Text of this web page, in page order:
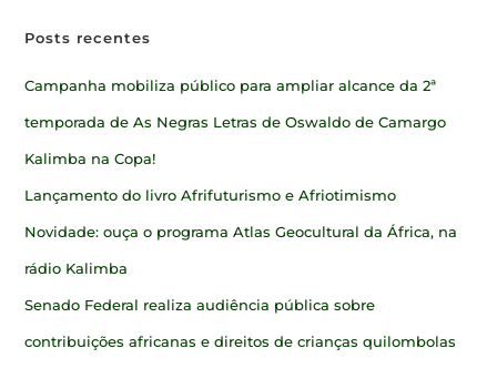
Posts recentes
Campanha mobiliza público para ampliar alcance da 2ª
temporada de As Negras Letras de Oswaldo de Camargo
Kalimba na Copa!
Lançamento do livro Afrifuturismo e Afriotimismo
Novidade: ouça o programa Atlas Geocultural da África, na
rádio Kalimba
Senado Federal realiza audiência pública sobre
contribuições africanas e direitos de crianças quilombolas